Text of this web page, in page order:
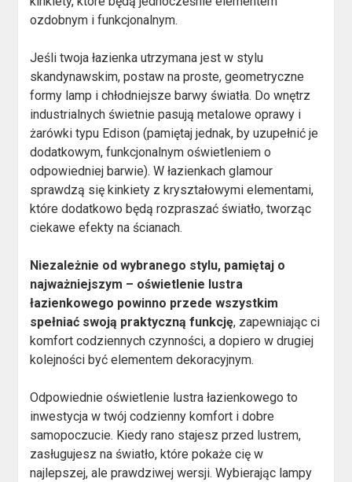
ozdobnym i funkcjonalnym.
Jeśli twoja łazienka utrzymana jest w stylu
skandynawskim, postaw na proste, geometryczne
formy lamp i chłodniejsze barwy światła. Do wnętrz
industrialnych świetnie pasują metalowe oprawy i
żarówki typu Edison (pamiętaj jednak, by uzupełnić je
dodatkowym, funkcjonalnym oświetleniem o
odpowiedniej barwie). W łazienkach glamour
sprawdzą się kinkiety z kryształowymi elementami,
które dodatkowo będą rozpraszać światło, tworząc
ciekawe efekty na ścianach.
Niezależnie od wybranego stylu, pamiętaj o
najważniejszym – oświetlenie lustra
łazienkowego powinno przede wszystkim
spełniać swoją praktyczną funkcję, zapewniając ci
komfort codziennych czynności, a dopiero w drugiej
kolejności być elementem dekoracyjnym.
Odpowiednie oświetlenie lustra łazienkowego to
inwestycja w twój codzienny komfort i dobre
samopoczucie. Kiedy rano stajesz przed lustrem,
zasługujesz na światło, które pokaże cię w
najlepszej, ale prawdziwej wersji. Wybierając lampy